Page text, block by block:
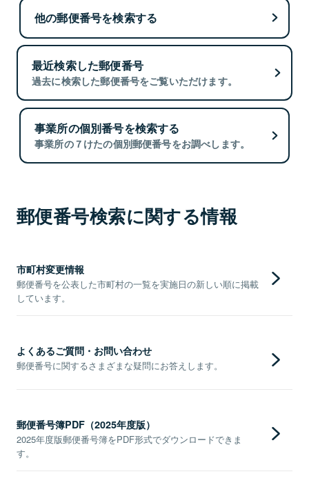
他の郵便番号を検索する
最近検索した郵便番号
過去に検索した郵便番号をご覧いただけます。
事業所の個別番号を検索する
事業所の７けたの個別郵便番号をお調べします。
郵便番号検索に関する情報
市町村変更情報
郵便番号を公表した市町村の一覧を実施日の新しい順に掲載
しています。
よくあるご質問・お問い合わせ
郵便番号に関するさまざまな疑問にお答えします。
郵便番号簿PDF（2025年度版）
2025年度版郵便番号簿をPDF形式でダウンロードできま
す。